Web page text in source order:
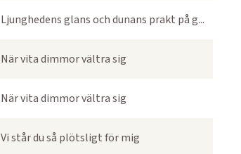
Ljunghedens glans och dunans prakt på g...
När vita dimmor vältra sig
När vita dimmor vältra sig
Vi står du så plötsligt för mig